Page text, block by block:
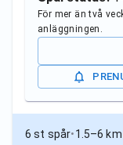
För mer än två
anläggningen.
6 st spår•1.5–6 km